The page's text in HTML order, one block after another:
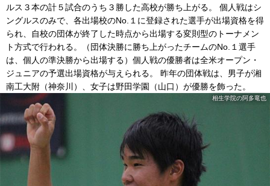
ルス３本の計５試合のうち３勝した高校が勝ち上がる。 個人戦はシ
ングルスのみで、各出場校のNo.１に登録された選手が出場資格を得
られ、自校の団体が終了した時点から出場する変則型のトーナメン
ト方式で行われる。（団体決勝に勝ち上がったチームのNo.１選手
は、個人の準決勝から出場する）個人戦の優勝者は全米オープン・
ジュニアの予選出場資格が与えられる。 昨年の団体戦は、男子が湘
南工大附（神奈川）、女子は野田学園（山口）が優勝を飾った。
相生学院の阿多竜也